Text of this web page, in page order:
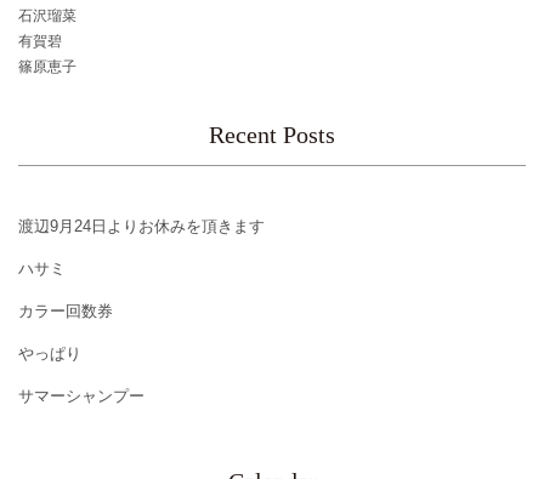
石沢瑠菜
有賀碧
篠原恵子
Recent Posts
渡辺9月24日よりお休みを頂きます
ハサミ
カラー回数券
やっぱり
サマーシャンプー